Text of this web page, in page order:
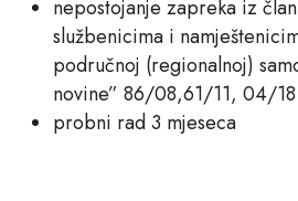
nepostojanje zapreka iz
službenicima i
područnoj (regionalnoj)
novine” 86/08,61/11, 04/
probni rad 3 mjeseca